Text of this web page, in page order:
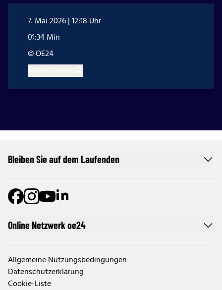
7. Mai 2026 | 12:18 Uhr
01:34 Min
© OE24
Online Netzwerk oe24
Allgemeine Nutzungsbedingungen
Datenschutzerklärung
Cookie-Liste
Bleiben Sie auf dem Laufenden